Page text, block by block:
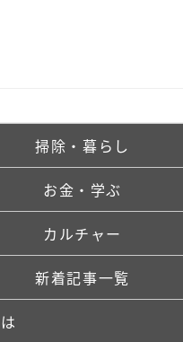
掃除・暮らし
お金・学ぶ
カルチャー
新着記事一覧